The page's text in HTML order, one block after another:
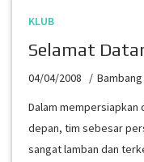
KLUB
Selamat
04/04/2008
Dalam mempersiapkan
depan, tim sebesar
sangat lamban dan